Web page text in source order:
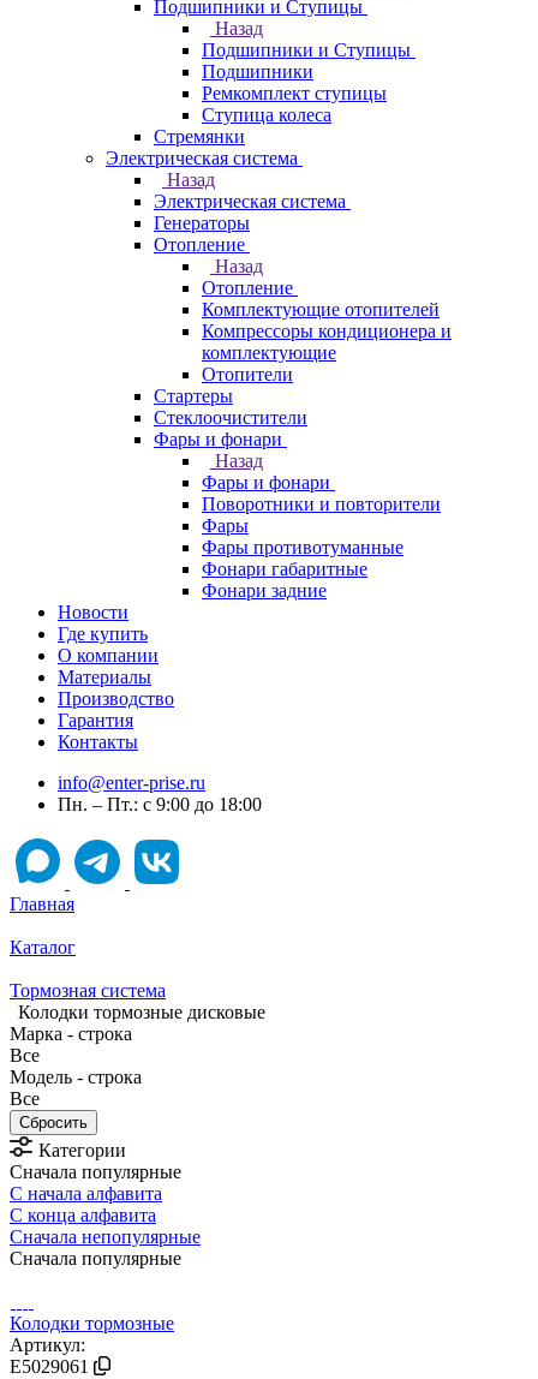
Подшипники и Ступицы
Назад
Подшипники и Ступицы
Подшипники
Ремкомплект ступицы
Ступица колеса
Стремянки
Электрическая система
Назад
Электрическая система
Генераторы
Отопление
Назад
Отопление
Комплектующие отопителей
Компрессоры кондиционера и
комплектующие
Отопители
Стартеры
Стеклоочистители
Фары и фонари
Назад
Фары и фонари
Поворотники и повторители
Фары
Фары противотуманные
Фонари габаритные
Фонари задние
Новости
Где купить
О компании
Материалы
Производство
Гарантия
Контакты
info@enter-prise.ru
Пн. – Пт.: с 9:00 до 18:00
Главная
Каталог
Тормозная система
Колодки тормозные дисковые
Марка - строка
Все
Модель - строка
Все
Категории
Сначала популярные
С начала алфавита
С конца алфавита
Сначала непопулярные
Сначала популярные
Колодки тормозные
Артикул:
E5029061